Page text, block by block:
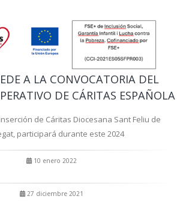
A LA CONVOCATORIA DEL
DE CÁRITAS ESPAÑOLA
de Cáritas Diocesana Sant Feliu de
participará durante este 2024
10 enero 2022
27 diciembre 2021